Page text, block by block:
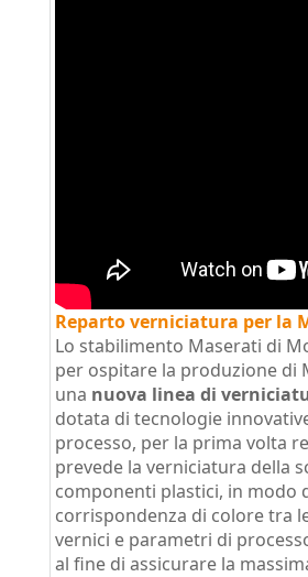
Reparto verniciatura per la
Lo stabilimento Maserati di
per ospitare la produzione di
una nuova linea di
dotata di tecnologie
processo, per la prima volta
prevede la verniciatura della
componenti plastici, in modo
corrispondenza di colore tra
vernici e parametri di
al fine di assicurare la